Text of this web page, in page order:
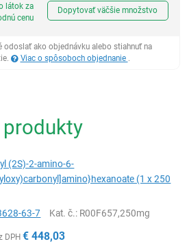
látok za
cenu
Dopytovať väčšie množstvo
odoslať ako objednávku alebo stiahnuť na
Viac o spôsoboch objednanie .
(2S)-2-amino-6-
(1 x 250
63-7 Kat. č.: R00F657,250mg
DPH € 448,03